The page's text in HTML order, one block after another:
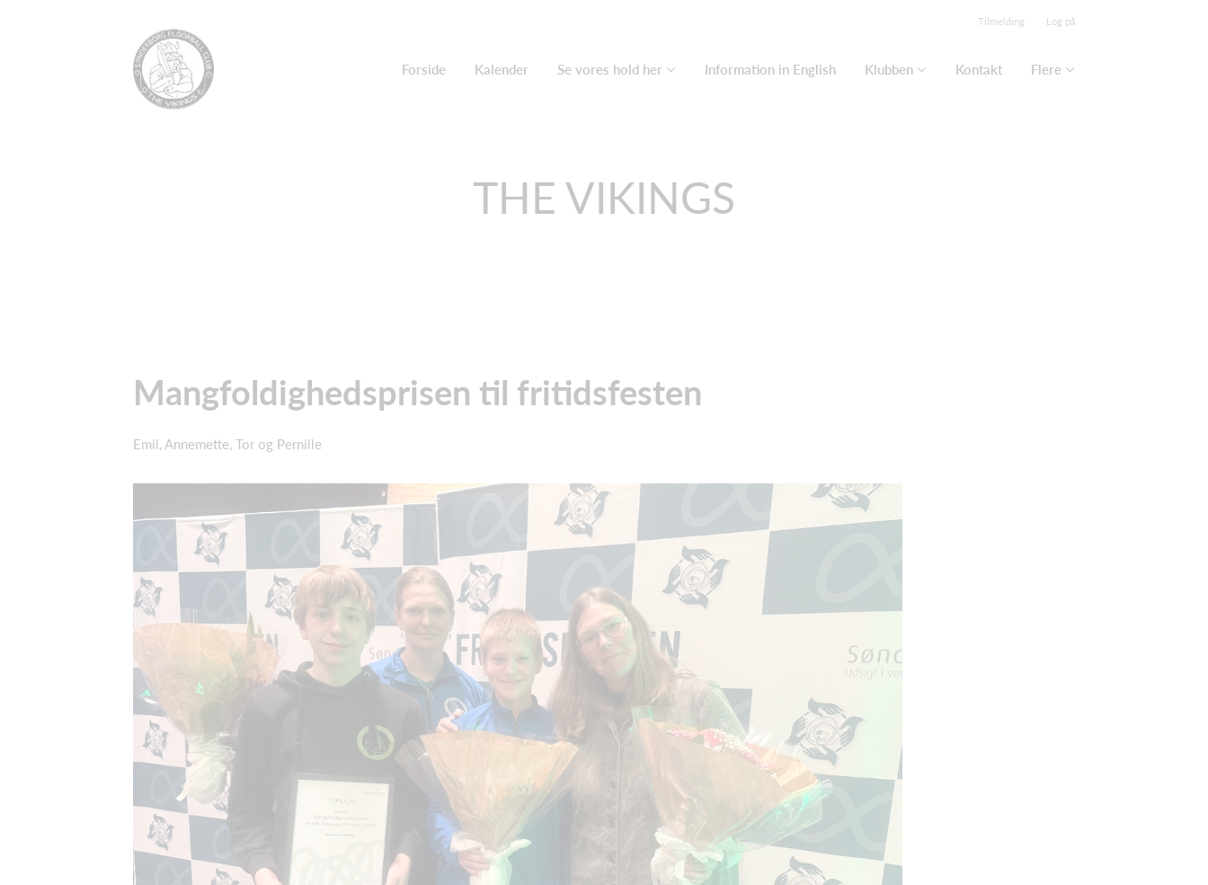
Tilmelding Log på
Forside Kalender Se vores hold her Information in English Klubben Kontakt Flere
THE VIKINGS
Mangfoldighedsprisen til fritidsfesten
Emil, Annemette, Tor og Pernille